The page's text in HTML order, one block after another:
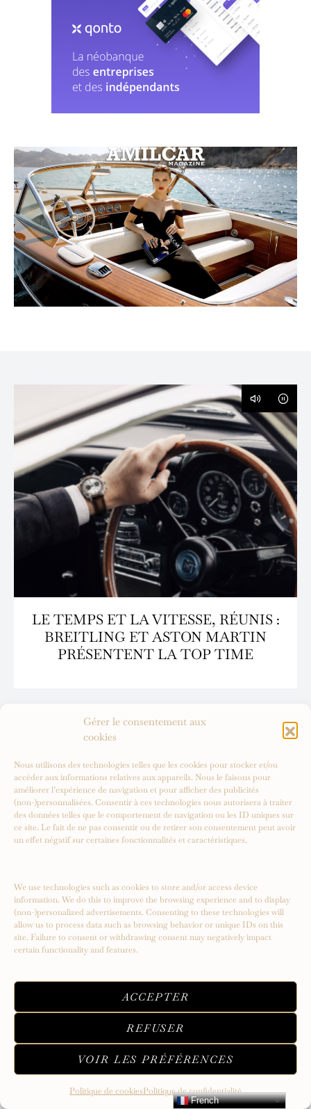
Gérer le consentement aux
cookies
Nous utilisons des technologies telles que les cookies pour stocker et/ou
accéder aux informations relatives aux appareils. Nous le faisons pour
améliorer l’expérience de navigation et pour afficher des publicités
(non-)personnalisées. Consentir à ces technologies nous autorisera à traiter
des données telles que le comportement de navigation ou les ID uniques sur
ce site. Le fait de ne pas consentir ou de retirer son consentement peut avoir
un effet négatif sur certaines fonctionnalités et caractéristiques.
We use technologies such as cookies to store and/or access device
information. We do this to improve the browsing experience and to display
(non-)personalized advertisements. Consenting to these technologies will
allow us to process data such as browsing behavior or unique IDs on this
site. Failure to consent or withdrawing consent may negatively impact
certain functionality and features.
ACCEPTER
REFUSER
VOIR LES PRÉFÉRENCES
Politique de cookiesPolitique de confidentialité
LE TEMPS ET LA VITESSE, RÉUNIS :
BREITLING ET ASTON MARTIN
PRÉSENTENT LA TOP TIME
UNE MOONSWATCH QUI VAUT SON
French